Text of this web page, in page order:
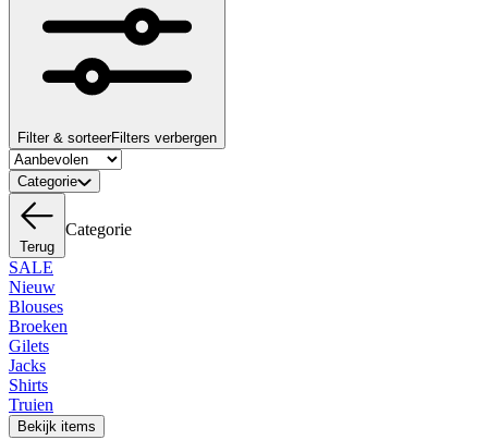
Filter & sorteerFilters verbergen
Categorie
Terug
Categorie
SALE
Nieuw
Blouses
Broeken
Gilets
Jacks
Shirts
Truien
Bekijk items